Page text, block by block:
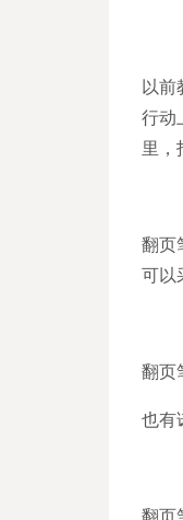
以前
行动
里，
翻页
可以
翻页
也有